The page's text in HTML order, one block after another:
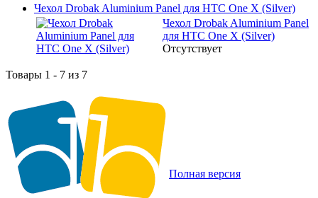
Чехол Drobak Aluminium Panel для HTC One X (Silver)
Чехол Drobak Aluminium Panel
для HTC One X (Silver)
Отсутствует
Товары 1 - 7 из 7
Полная версия